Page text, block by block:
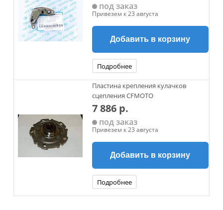
под заказ
Привезем к 23 августа
Добавить в корзину
Подробнее
Пластина крепления кулачков
сцепления CFMOTO
7 886 р.
под заказ
Привезем к 23 августа
Добавить в корзину
Подробнее